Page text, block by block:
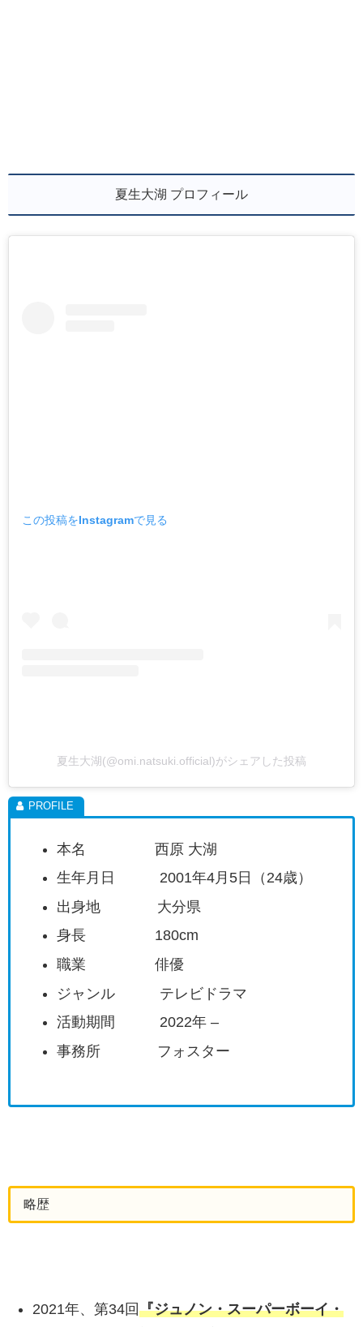
夏生大湖 プロフィール
この投稿をInstagramで見る
夏生大湖(@omi.natsuki.official)がシェアした投稿
本名 西原 大湖
生年月日 2001年4月5日（24歳）
出身地 大分県
身長 180cm
職業 俳優
ジャンル テレビドラマ
活動期間 2022年 –
事務所 フォスター
略歴
2021年、第34回『ジュノン・スーパーボーイ・